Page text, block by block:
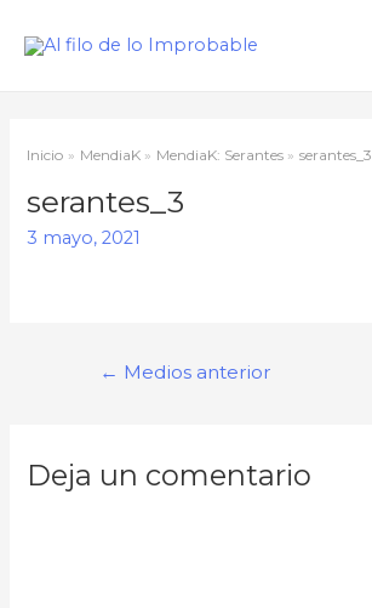
Inicio MendiaK MendiaK: Serantes serantes_3
serantes_3
3 mayo, 2021
← Medios anterior
Deja un comentario